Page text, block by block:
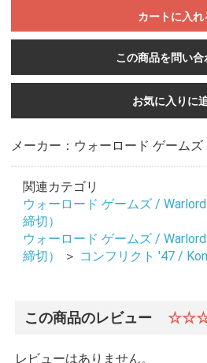
カートに入れ
この商品を問い合
お気に入りに
メーカー：ウォーロード ゲームズ
関連カテゴリ
ウォーロード ゲームズ /
締切）
ウォーロード ゲームズ /
締切）
＞ コンフリクト '47 /
この商品のレビュー
レビューはありません。